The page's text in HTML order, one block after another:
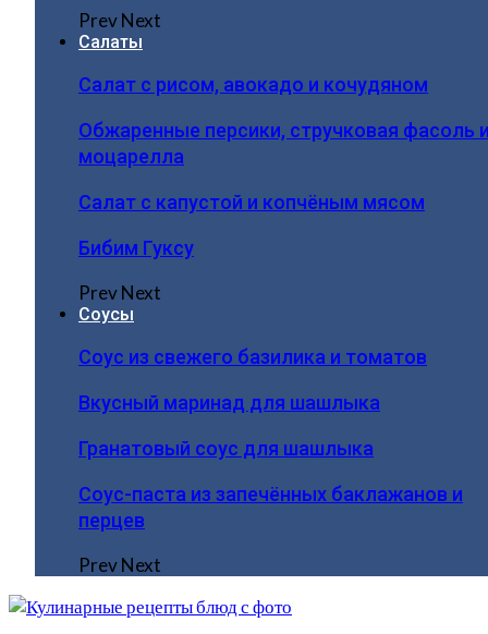
PrevNext
Салаты
Салат с рисом, авокадо и кочудяном
Обжаренные персики, стручковая фасоль
моцарелла
Салат с капустой и копчёным мясом
Бибим Гуксу
PrevNext
Соусы
Соус из свежего базилика и томатов
Вкусный маринад для шашлыка
Гранатовый соус для шашлыка
Соус-паста из запечённых баклажанов и
перцев
PrevNext